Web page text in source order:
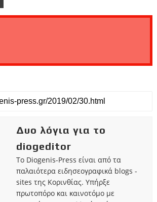
Δυο λόγια για το
diogeditor
Το Diogenis-Press είναι από τα
παλαιότερα ειδησεογραφικά blogs -
sites της Κορινθίας. Υπήρξε
πρωτοπόρο και καινοτόμο με